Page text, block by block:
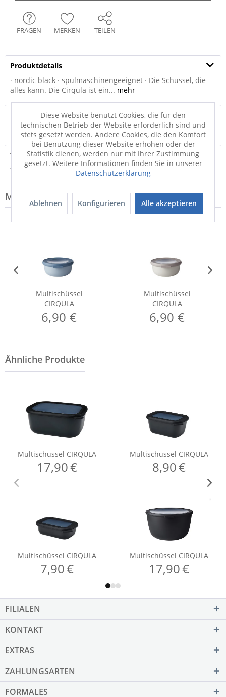
FRAGEN MERKEN TEILEN
Produktdetails
· nordic black · spülmaschinengeeignet · Die Schüssel, die
alles kann. Die Cirqula ist ein... mehr
Produktsicherheit
Produktsicherheit
Versandinfo
Weitere Informationen zum Versand...
Modell-Familie: CIRQULA
Multischüssel
CIRQULA
6,90 €
Multischüssel
CIRQULA
6,90 €
FILIALEN
KONTAKT
EXTRAS
ZAHLUNGSARTEN
FORMALES
Diese Website benutzt Cookies, die für den
technischen Betrieb der Website erforderlich sind und
stets gesetzt werden. Andere Cookies, die den Komfort
bei Benutzung dieser Website erhöhen oder der
Statistik dienen, werden nur mit Ihrer Zustimmung
gesetzt. Weitere Informationen finden Sie in unserer
Datenschutzerklärung
Ablehnen Konfigurieren Alle akzeptieren